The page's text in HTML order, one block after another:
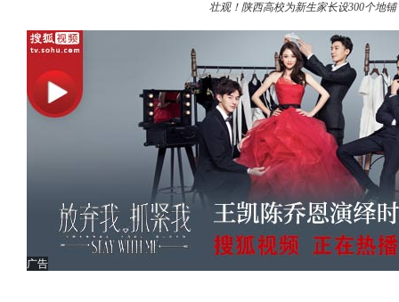
壮观！陕西高校为新生家长设300个地铺
广告